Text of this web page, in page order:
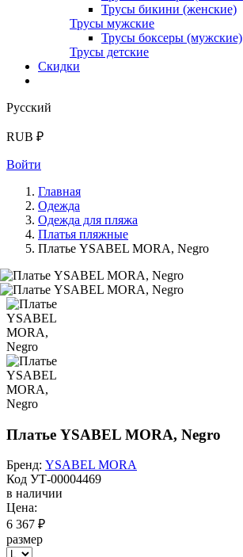
Трусы бикини (женские)
Трусы мужские
Трусы боксеры (мужские)
Трусы детские
Скидки
Русский
RUB ₽
Войти
Главная
Одежда
Одежда для пляжа
Платья пляжные
Платье YSABEL MORA, Negro
Платье YSABEL MORA, Negro
Бренд: YSABEL MORA
Код УТ-00004469
в наличии
Цена:
6 367 ₽
размер